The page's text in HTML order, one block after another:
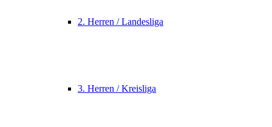
2. Herren / Landesliga
3. Herren / Kreisliga